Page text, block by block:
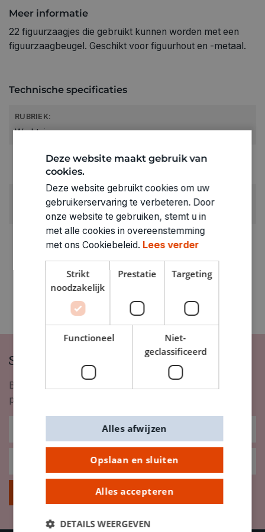
Meer informatie
22 figuurzaagjes die gebruikt kunnen worden met een
figuurzaagbeugel. Geschikt voor figuurhout en -metaal.
Technische specificaties
RUBRIEK:
Werktuigen
GEWICHT
0.013kg
0200713
Schrijf je in op onze nieuwsbrief
Blijf op de hoogte van nieuwigheden, inspiratie,
promoties en meer!
Deze website maakt gebruik van
cookies.
Deze website gebruikt cookies om uw
gebruikerservaring te verbeteren. Door
onze website te gebruiken, stemt u in
met alle cookies in overeenstemming
met ons Cookiebeleid. Lees verder
Strikt
noodzakelijk
Prestatie Targeting
Functioneel
Niet-
geclassificeerd
Opslaan en sluiten
Alles accepteren
Alles afwijzen
DETAILS WEERGEVEN